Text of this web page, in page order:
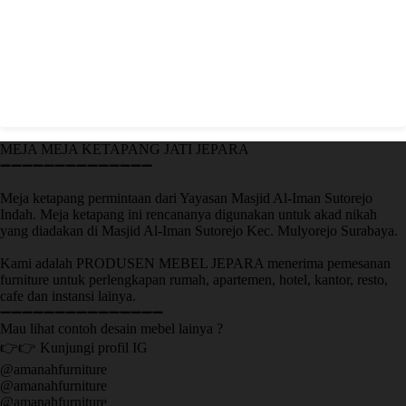
MEJA MEJA KETAPANG JATI JEPARA
➖➖➖➖➖➖➖➖➖➖➖➖➖➖
Meja ketapang permintaan dari Yayasan Masjid Al-Iman Sutorejo
Indah. Meja ketapang ini rencananya digunakan untuk akad nikah
yang diadakan di Masjid Al-Iman Sutorejo Kec. Mulyorejo Surabaya.
Kami adalah PRODUSEN MEBEL JEPARA menerima pemesanan
furniture untuk perlengkapan rumah, apartemen, hotel, kantor, resto,
cafe dan instansi lainya.
➖➖➖➖➖➖➖➖➖➖➖➖➖➖➖
Mau lihat contoh desain mebel lainya ?
👉👉 Kunjungi profil IG
@amanahfurniture
@amanahfurniture
@amanahfurniture